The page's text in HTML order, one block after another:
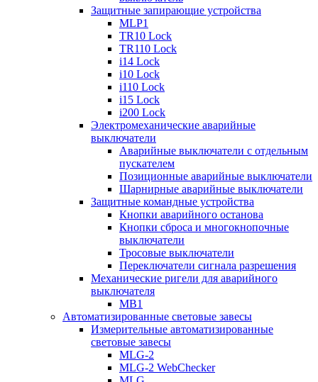
Защитные запирающие устройства
MLP1
TR10 Lock
TR110 Lock
i14 Lock
i10 Lock
i110 Lock
i15 Lock
i200 Lock
Электромеханические аварийные
выключатели
Аварийные выключатели с отдельным
пускателем
Позиционные аварийные выключатели
Шарнирные аварийные выключатели
Защитные командные устройства
Кнопки аварийного останова
Кнопки сброса и многокнопочные
выключатели
Тросовые выключатели
Переключатели сигнала разрешения
Механические ригели для аварийного
выключателя
MB1
Автоматизированные световые завесы
Измерительные автоматизированные
световые завесы
MLG-2
MLG-2 WebChecker